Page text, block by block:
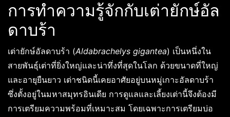
การทำความรู้จักกับเต่ายักษ์อัล
ดาบร้า
เต่ายักษ์อัลดาบร้า (Aldabrachelys gigantea) เป็นหนึ่งใน
สายพันธุ์เต่าที่ยิ่งใหญ่และน่าทึ่งที่สุดในโลก ด้วยขนาดที่ใหญ่
และอายุยืนยาว เต่าชนิดนี้เคยอาศัยอยู่บนหมู่เกาะอัลดาบร้า
ซึ่งตั้งอยู่ในมหาสมุทรอินเดีย การดูแลและเลี้ยงเต่านี้จึงต้องมี
การเตรียมความพร้อมที่เหมาะสม โดยเฉพาะการเตรียมบ่อ